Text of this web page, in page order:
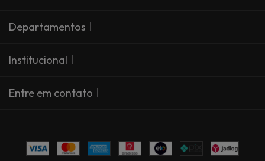
Departamentos
Institucional
Entre em contato